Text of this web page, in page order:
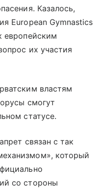
Казалось,
European Gymnastics
европейским
их участия
властям
смогут
статусе.
связан с так
который
со стороны